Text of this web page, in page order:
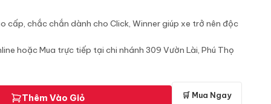
cấp, chắc chắn dành cho Click, Winner giúp xe trở nên độc
hoặc Mua trực tiếp tại chi nhánh 309 Vườn Lài, Phú Thọ
Thêm Vào Giỏ 🛒 Mua Ngay